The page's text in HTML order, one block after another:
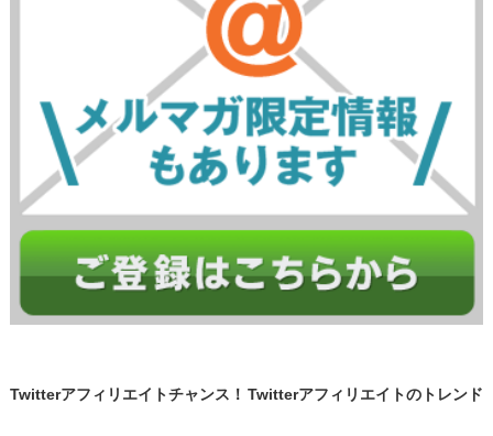
Twitterアフィリエイトチャンス！ Twitterアフィリエイトのトレンド